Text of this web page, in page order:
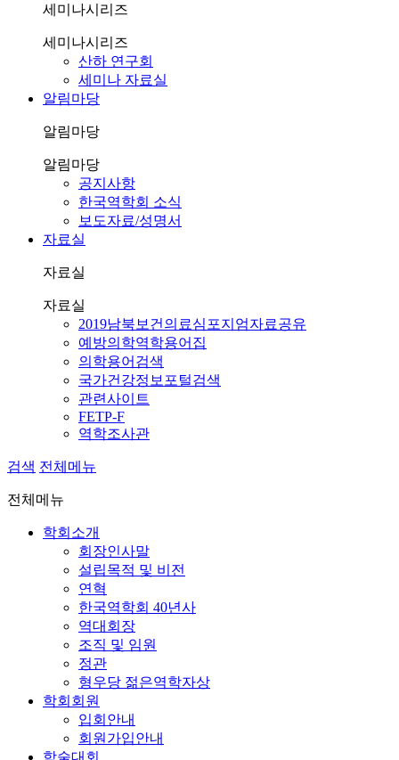
세미나시리즈
세미나시리즈
산하 연구회
세미나 자료실
알림마당
알림마당
알림마당
공지사항
한국역학회 소식
보도자료/성명서
자료실
자료실
자료실
2019남북보건의료심포지엄자료공유
예방의학역학용어집
의학용어검색
국가건강정보포털검색
관련사이트
FETP-F
역학조사관
검색 전체메뉴
전체메뉴
학회소개
회장인사말
설립목적 및 비전
연혁
한국역학회 40년사
역대회장
조직 및 임원
정관
형우당 젊은역학자상
학회회원
입회안내
회원가입안내
학술대회